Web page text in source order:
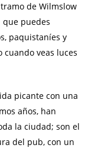
de Wilmslow
que puedes
paquistaníes y
cuando veas luces
picante con una
años, han
la ciudad; son el
del pub, con un